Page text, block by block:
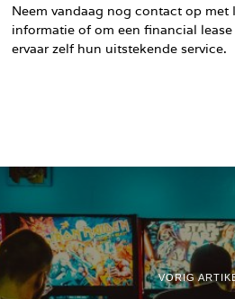
Neem vandaag nog contact op met
informatie of om een financial
ervaar zelf hun uitstekende service.
VORIG